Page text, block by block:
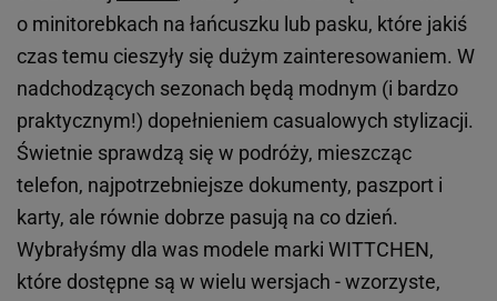
o minitorebkach na łańcuszku lub pasku, które jakiś
czas temu cieszyły się dużym zainteresowaniem. W
nadchodzących sezonach będą modnym (i bardzo
praktycznym!) dopełnieniem casualowych stylizacji.
Świetnie sprawdzą się w podróży, mieszcząc
telefon, najpotrzebniejsze dokumenty, paszport i
karty, ale równie dobrze pasują na co dzień.
Wybrałyśmy dla was modele marki WITTCHEN,
które dostępne są w wielu wersjach - wzorzyste,